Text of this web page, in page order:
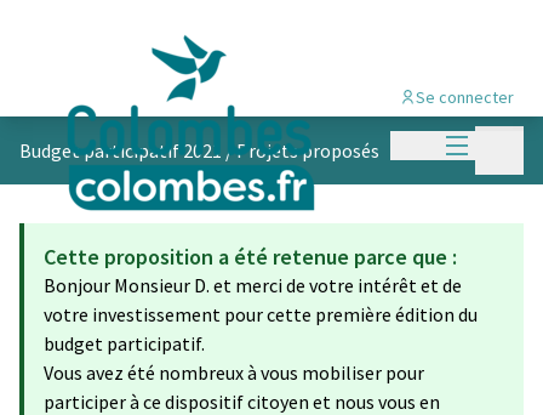
Menu
Se connecter
Budget participatif 2021 /Projets proposés
Cette proposition a été retenue parce que :
Bonjour Monsieur D. et merci de votre intérêt et de
votre investissement pour cette première édition du
budget participatif.
Vous avez été nombreux à vous mobiliser pour
participer à ce dispositif citoyen et nous vous en